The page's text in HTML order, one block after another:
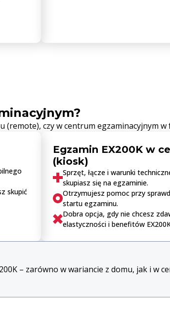
(remote), czy w centrum egzaminacyjnym
skupić
Egzamin EX200K w
(kiosk)
Sprzęt, łącze i warunki
skupiasz się na egzaminie.
Otrzymujesz pomoc przy
startu egzaminu.
Dobra opcja, gdy nie chcesz
elastyczności i benefitów
– zarówno w wariancie z domu, jak i w